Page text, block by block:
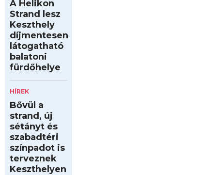
A Helikon
Strand lesz
Keszthely
díjmentesen
látogatható
balatoni
fürdőhelye
HÍREK
Bővül a
strand, új
sétányt és
szabadtéri
színpadot is
terveznek
Keszthelyen